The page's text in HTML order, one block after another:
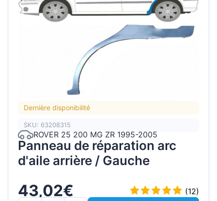
Dernière disponibilité
SKU: 63208315
ROVER 25 200 MG ZR 1995-2005
Panneau de réparation arc
d'aile arrière / Gauche
43,02€
(12)